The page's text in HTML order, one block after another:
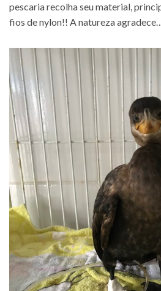
pescaria recolha seu material,
fios de nylon!! A natureza